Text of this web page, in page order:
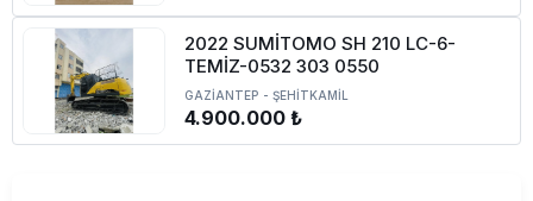
2022 SUMİTOMO SH 210 LC-6-
TEMİZ-0532 303 0550
GAZİANTEP - ŞEHİTKAMİL
4.900.000 ₺